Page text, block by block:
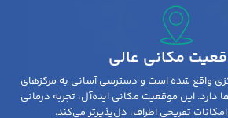
مکانی عالی
واقع شده است و دسترسی آسانی به مرکزهای
دارد. این موقعیت مکانی ایده‌آل، تجربه درمانی
امکانات تفریحی اطراف، دل‌پذیرتر می‌کند.